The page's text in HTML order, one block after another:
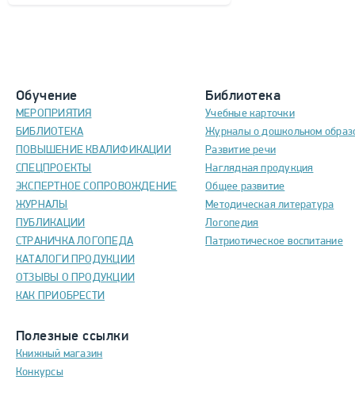
Обучение
МЕРОПРИЯТИЯ
БИБЛИОТЕКА
ПОВЫШЕНИЕ КВАЛИФИКАЦИИ
СПЕЦПРОЕКТЫ
ЭКСПЕРТНОЕ СОПРОВОЖДЕНИЕ
ЖУРНАЛЫ
ПУБЛИКАЦИИ
СТРАНИЧКА ЛОГОПЕДА
КАТАЛОГИ ПРОДУКЦИИ
ОТЗЫВЫ О ПРОДУКЦИИ
КАК ПРИОБРЕСТИ
Полезные ссылки
Книжный магазин
Конкурсы
Библиотека
Учебные карточки
Журналы о дошкольном
Развитие речи
Наглядная продукция
Общее развитие
Методическая литература
Логопедия
Патриотическое воспитание